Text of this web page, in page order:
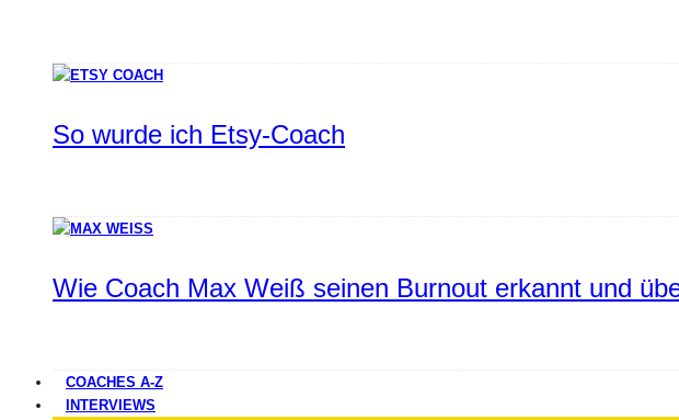
So wurde ich Etsy-Coach
Wie Coach Max Weiß seinen Burnout erkannt und
COACHES A-Z
INTERVIEWS